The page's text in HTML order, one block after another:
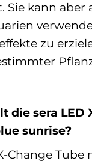
Sie kann aber
zu
die sera LED
sunrise?
Change Tube